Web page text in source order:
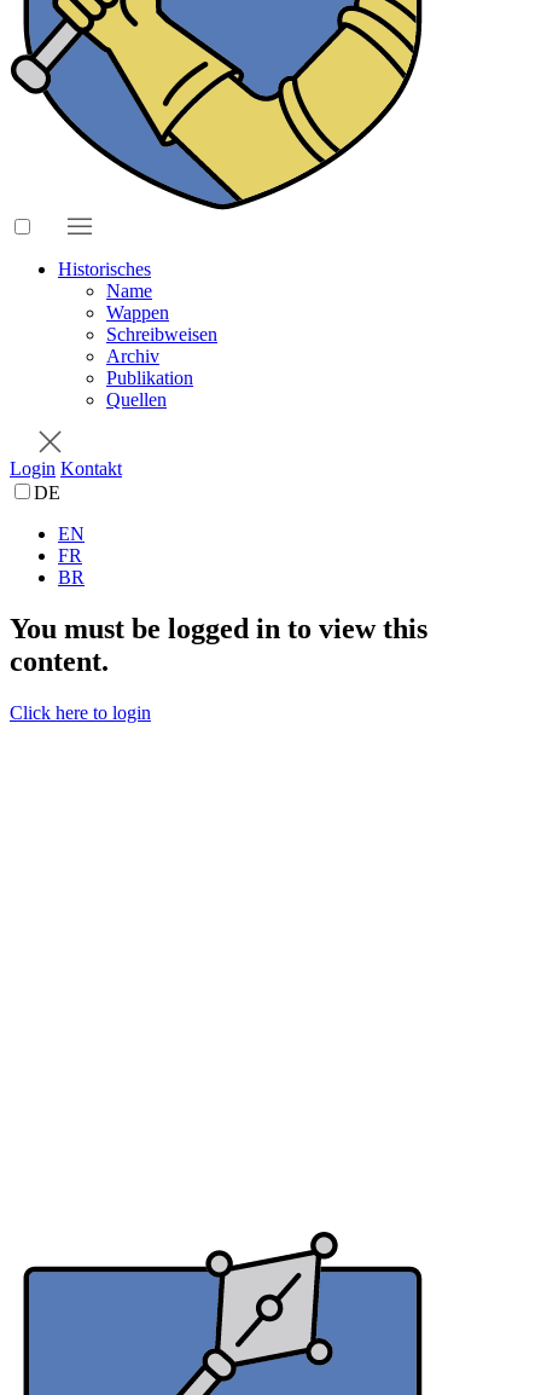
Historisches
Name
Wappen
Schreibweisen
Archiv
Publikation
Quellen
Login Kontakt
DE
EN
FR
BR
You must be logged in to view this
content.
Click here to login